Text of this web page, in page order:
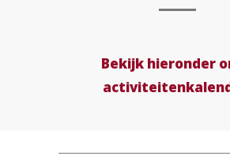
Bekijk hieronder